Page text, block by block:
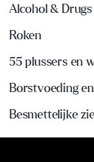
Alcohol & Drugs
Roken
55 plussers en
Borstvoeding
Besmettelijke